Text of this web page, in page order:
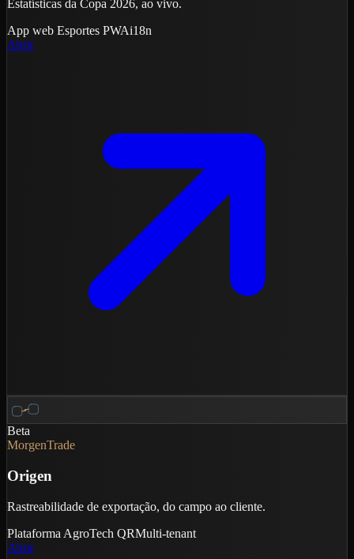
Estatísticas da Copa 2026, ao vivo.
App web Esportes PWAi18n
Abrir
Beta
MorgenTrade
Origen
Rastreabilidade de exportação, do campo ao cliente.
Plataforma AgroTech QRMulti-tenant
Abrir